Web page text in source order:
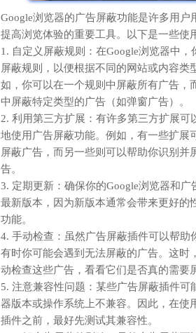
Google浏览器的广告屏蔽功能是许多用户
提高浏览体验的重要工具。以下是一些使
1. 自定义屏蔽规则：在Google浏览器中，
屏蔽规则，以便根据不同的网站或内容类
如，你可以在一个规则中屏蔽所有广告，
中屏蔽特定类型的广告（如弹窗广告）。
2. 利用第三方扩展：有许多第三方扩展可
地使用广告屏蔽功能。例如，有一些扩展
屏蔽广告，而另一些则可以帮助你识别并
告。
3. 定期更新：确保你的Google浏览器和广
最新版本，因为新版本通常会带来更好的
功能。
4. 手动检查：虽然广告屏蔽插件可以帮助
有时你可能会遇到无法屏蔽的广告。这时
动检查这些广告，看看它们是否真的需要
5. 注意兼容性问题：某些广告屏蔽插件可
器版本或操作系统上不兼容。因此，在使
插件之前，最好先测试其兼容性。